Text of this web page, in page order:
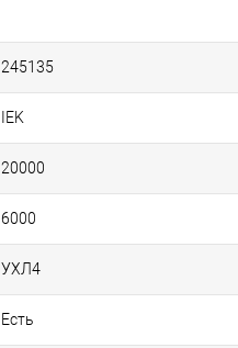
245135
IEK
20000
6000
УХЛ4
Есть